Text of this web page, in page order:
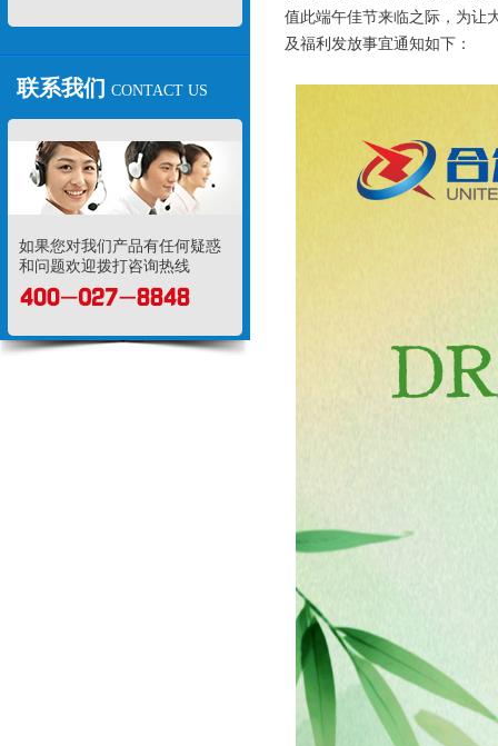
联系我们 CONTACT US
如果您对我们产品有任何疑惑
和问题欢迎拨打咨询热线
值此端午佳节来临之际，为让
及福利发放事宜通知如下：